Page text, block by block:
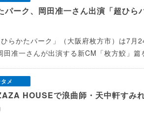
パーク、岡田准一さん出演「超ひら
らかたパーク」（大阪府枚方市）は7月
田准一さんが出演する新CM「枚方鮫」篇
メ
HOUSEで浪曲師・天中軒すみ